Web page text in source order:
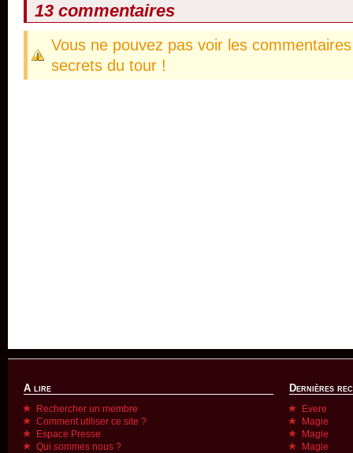
13 commentaires
Vous ne pouvez pas voir les
secrets du tour !
A lire
Rechercher un membre
Comment utiliser ce site ?
Espace Presse
Qui sommes nous ?
Dernières
Evere
Magie
Magie
Magie